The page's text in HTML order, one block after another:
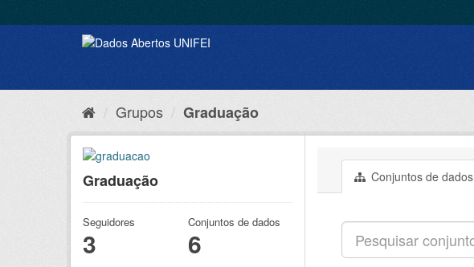
Grupos Graduação
Graduação
Seguidores
3
Conjuntos de dados
6
Conjuntos de dados